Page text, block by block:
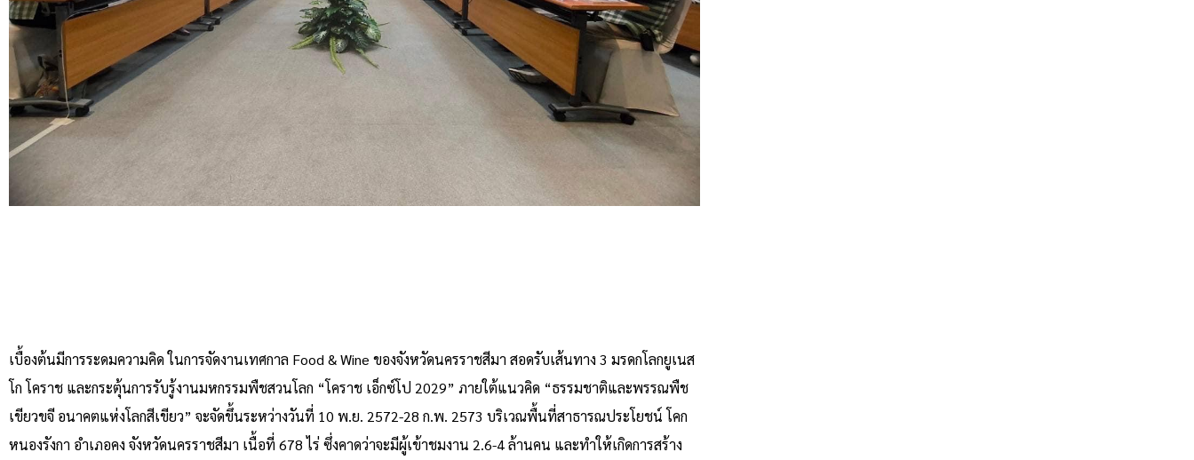
เบื้องต้นมีการระดมความคิด ในการจัดงานเทศกาล Food & Wine ของจังหวัดนครราชสีมา สอดรับเส้นทาง 3 มรดกโลกยูเนส
โก โคราช และกระตุ้นการรับรู้งานมหกรรมพืชสวนโลก “โคราช เอ็กซ์โป 2029” ภายใต้แนวคิด “ธรรมชาติและพรรณพืช
เขียวขจี อนาคตแห่งโลกสีเขียว” จะจัดขึ้นระหว่างวันที่ 10 พ.ย. 2572-28 ก.พ. 2573 บริเวณพื้นที่สาธารณประโยชน์ โคก
หนองรังกา อำเภอคง จังหวัดนครราชสีมา เนื้อที่ 678 ไร่ ซึ่งคาดว่าจะมีผู้เข้าชมงาน 2.6-4 ล้านคน และทำให้เกิดการสร้าง